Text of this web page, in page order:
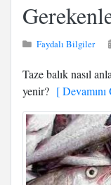
Faydalı Bilgiler
Taze balık nasıl
yenir? [